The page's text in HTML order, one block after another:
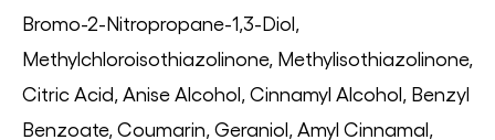
Bromo-2-Nitropropane-1,3-Diol,
Methylchloroisothiazolinone, Methylisothiazolinone,
Citric Acid, Anise Alcohol, Cinnamyl Alcohol, Benzyl
Benzoate, Coumarin, Geraniol, Amyl Cinnamal,